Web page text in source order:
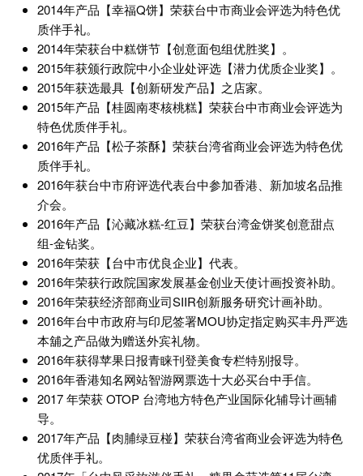
2014年产品【幸福Q饼】荣获台中市商业会评选为特色优
质伴手礼。
2014年荣获台中糕饼节【创意面包组优胜奖】。
2015年获颁行政院中小企业处评选【潜力优质企业奖】。
2015年获选最具【创新研发产品】之店家。
2015年产品【桂圆南枣核桃糕】荣获台中市商业会评选为
特色优质伴手礼。
2016年产品【松子茶酥】荣获台湾省商业会评选为特色优
质伴手礼。
2016年获台中市府评选代表台中参加香港、新加坡名品推
介会。
2016年产品【沁藏冰糕-红豆】荣获台湾金饼奖创意甜点
组-金钻奖。
2016年荣获【台中市优良企业】代表。
2016年荣获行政院国家发展基金创业天使计画投资补助。
2016年荣获经济部商业司SIIR创新服务研究计画补助。
2016年台中市政府与印尼签署MOU协定指定购买丰丹严选
本舖之产品做为赠送外宾礼物。
2016年获得苹果日报青睐刊登美食专栏特别报导。
2016年香港知名网站智游网票选十大必买台中手信。
2017 年荣获 OTOP 台湾地方特色产业国际化辅导计画辅
导。
2017年产品【肉脯绿豆椪】荣获台湾省商业会评选为特色
优质伴手礼。